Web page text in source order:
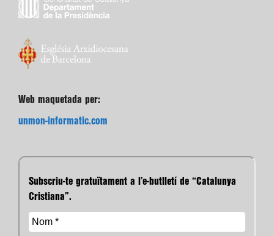
Web maquetada per:
unmon-informatic.com
Subscriu-te gratuïtament a l’e-butlletí de “Catalunya
Cristiana”.